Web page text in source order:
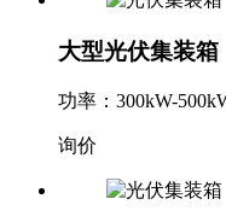
大型光伏集装箱
功率：300kW-
询价